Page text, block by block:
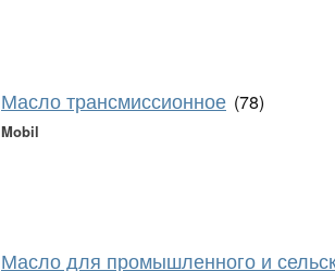
Масло трансмиссионное (78)
Mobil
Масло для промышленного и